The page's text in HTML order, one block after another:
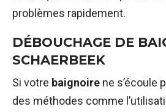
problèmes rapidement.
DÉBOUCHAGE DE
SCHAERBEEK
Si votre baignoire ne s’écoule
des méthodes comme